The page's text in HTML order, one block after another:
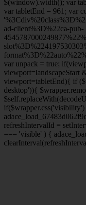
$(window).width(); var
var tabletEnd = 961; var
ad-client%3D%22ca-pub-
var unpack = true;
viewport=landscapeStart
viewport=tabletEnd){ if
desktop')){
refreshIntervalId =
=== 'visible' ) {